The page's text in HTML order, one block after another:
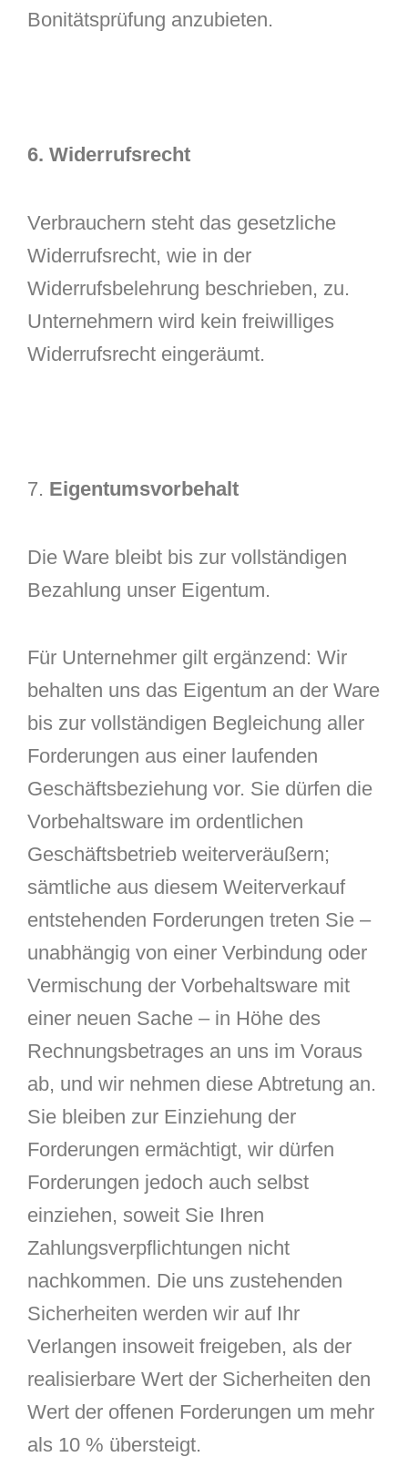
Bonitätsprüfung anzubieten.
6. Widerrufsrecht
Verbrauchern steht das gesetzliche
Widerrufsrecht, wie in der
Widerrufsbelehrung beschrieben, zu.
Unternehmern wird kein freiwilliges
Widerrufsrecht eingeräumt.
7. Eigentumsvorbehalt
Die Ware bleibt bis zur vollständigen
Bezahlung unser Eigentum.
Für Unternehmer gilt ergänzend: Wir
behalten uns das Eigentum an der Ware
bis zur vollständigen Begleichung aller
Forderungen aus einer laufenden
Geschäftsbeziehung vor. Sie dürfen die
Vorbehaltsware im ordentlichen
Geschäftsbetrieb weiterveräußern;
sämtliche aus diesem Weiterverkauf
entstehenden Forderungen treten Sie –
unabhängig von einer Verbindung oder
Vermischung der Vorbehaltsware mit
einer neuen Sache – in Höhe des
Rechnungsbetrages an uns im Voraus
ab, und wir nehmen diese Abtretung an.
Sie bleiben zur Einziehung der
Forderungen ermächtigt, wir dürfen
Forderungen jedoch auch selbst
einziehen, soweit Sie Ihren
Zahlungsverpflichtungen nicht
nachkommen. Die uns zustehenden
Sicherheiten werden wir auf Ihr
Verlangen insoweit freigeben, als der
realisierbare Wert der Sicherheiten den
Wert der offenen Forderungen um mehr
als 10 % übersteigt.